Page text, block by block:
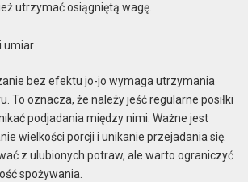
utrzymać osiągniętą wagę.
umiar
bez efektu jo-jo wymaga utrzymania
To oznacza, że należy jeść regularne posiłki
podjadania między nimi. Ważne jest
wielkości porcji i unikanie przejadania się.
z ulubionych potraw, ale warto ograniczyć
spożywania.